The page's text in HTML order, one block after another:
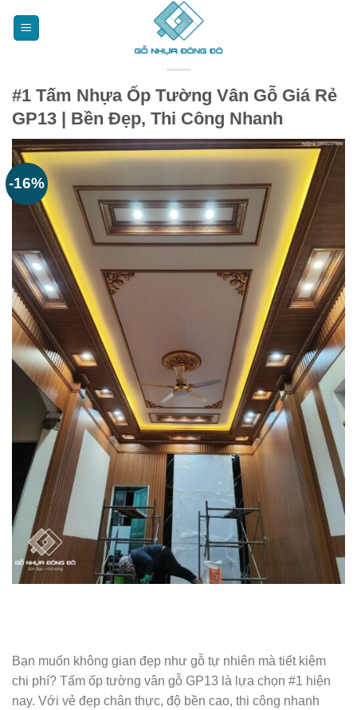
#1 Tấm Nhựa Ốp Tường Vân Gỗ Giá Rẻ
GP13 | Bền Đẹp, Thi Công Nhanh
-16%
Bạn muốn không gian đẹp như gỗ tự nhiên mà tiết kiệm
chi phí? Tấm ốp tường vân gỗ GP13 là lựa chọn #1 hiện
nay. Với vẻ đẹp chân thực, độ bền cao, thi công nhanh